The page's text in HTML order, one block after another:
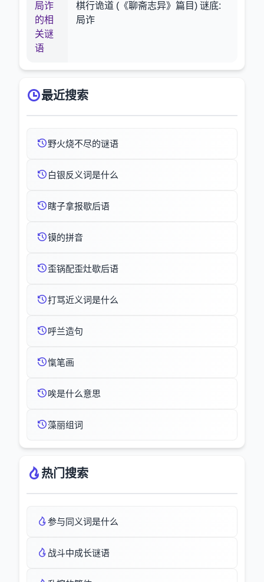
局诈
的相
关谜
语
棋行诡道 (《聊斋志异》篇目) 谜底:
局诈
最近搜索
野火烧不尽的谜语
白银反义词是什么
瞎子拿报歇后语
镆的拼音
歪锅配歪灶歇后语
打骂近义词是什么
呼兰造句
愾笔画
唉是什么意思
藻丽组词
热门搜索
参与同义词是什么
战斗中成长谜语